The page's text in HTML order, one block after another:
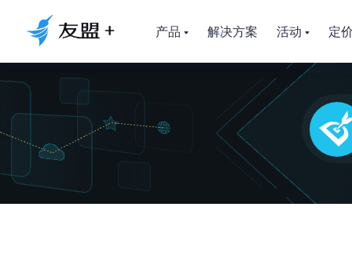
产品 解决方案 活动 定